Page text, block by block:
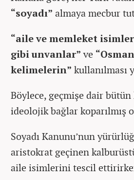
“soyadı” almaya mecbur
“aile ve memleket
gibi unvanlar”ve
kelimelerin” kullanılması
Böylece, geçmişe dair
ideolojik bağlar koparılmış
Soyadı Kanunu’nun
aristokrat geçinen
aile isimlerini tescil